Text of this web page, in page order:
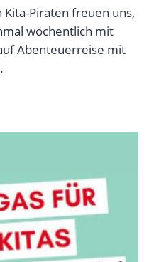
Piraten freuen uns,
wöchentlich mit
Abenteuerreise mit